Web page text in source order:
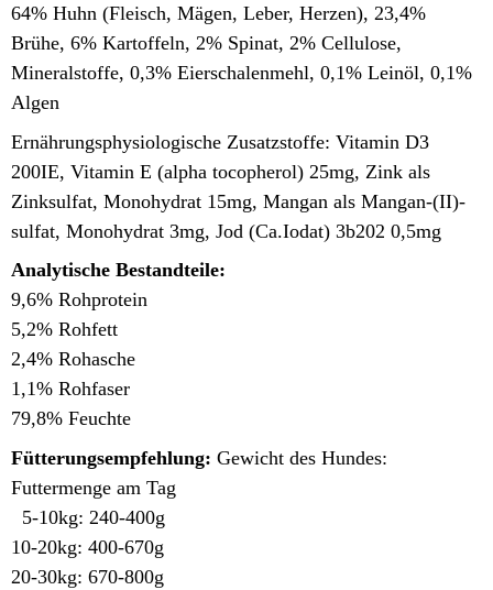
64% Huhn (Fleisch, Mägen, Leber, Herzen), 23,4%
Brühe, 6% Kartoffeln, 2% Spinat, 2% Cellulose,
Mineralstoffe, 0,3% Eierschalenmehl, 0,1% Leinöl, 0,1%
Algen
Ernährungsphysiologische Zusatzstoffe: Vitamin D3
200IE, Vitamin E (alpha tocopherol) 25mg, Zink als
Zinksulfat, Monohydrat 15mg, Mangan als Mangan-(II)-
sulfat, Monohydrat 3mg, Jod (Ca.Iodat) 3b202 0,5mg
Analytische Bestandteile:
9,6% Rohprotein
5,2% Rohfett
2,4% Rohasche
1,1% Rohfaser
79,8% Feuchte
Fütterungsempfehlung: Gewicht des Hundes:
Futtermenge am Tag
5-10kg: 240-400g
10-20kg: 400-670g
20-30kg: 670-800g